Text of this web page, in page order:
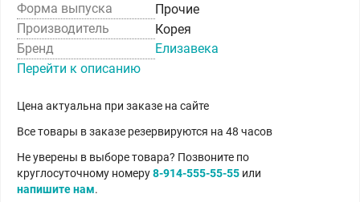
Форма выпуска
Прочие
Производитель
Корея
Бренд
Елизавека
Перейти к описанию
Цена актуальна при заказе на сайте
Все товары в заказе резервируются на 48 часов
Не уверены в выборе товара? Позвоните по
круглосуточному номеру8-914-555-55-55 или
напишите нам.